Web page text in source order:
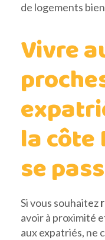
de logements
Vivre
la côte
se
Si vous souhaitez
avoir à proximité
aux expatriés, ne